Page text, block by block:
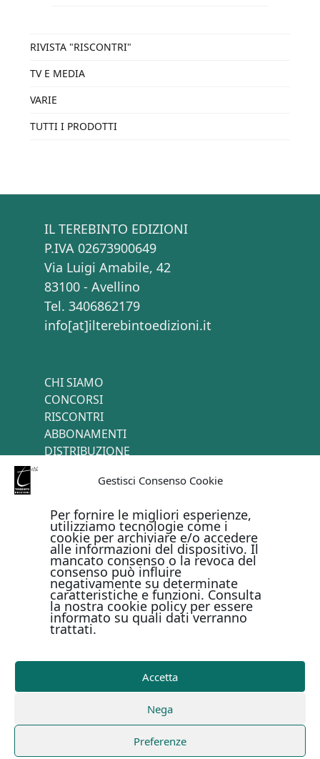
Gestisci Consenso Cookie
Per fornire le migliori esperienze,
utilizziamo tecnologie come i
cookie per archiviare e/o accedere
alle informazioni del dispositivo. Il
mancato consenso o la revoca del
consenso può influire
negativamente su determinate
caratteristiche e funzioni. Consulta
la nostra cookie policy per essere
informato su quali dati verranno
trattati.
Accetta
Nega
Preferenze
RIVISTA "RISCONTRI"
TV E MEDIA
VARIE
TUTTI I PRODOTTI
IL TEREBINTO EDIZIONI
P.IVA 02673900649
Via Luigi Amabile, 42
83100 - Avellino
Tel. 3406862179
info[at]ilterebintoedizioni.it
CHI SIAMO
CONCORSI
RISCONTRI
ABBONAMENTI
DISTRIBUZIONE
PAGAMENTI ONLINE CON
Metodi di pagamento
Copyright © Il Terebinto Edizioni - 2026
Termini e condizioni